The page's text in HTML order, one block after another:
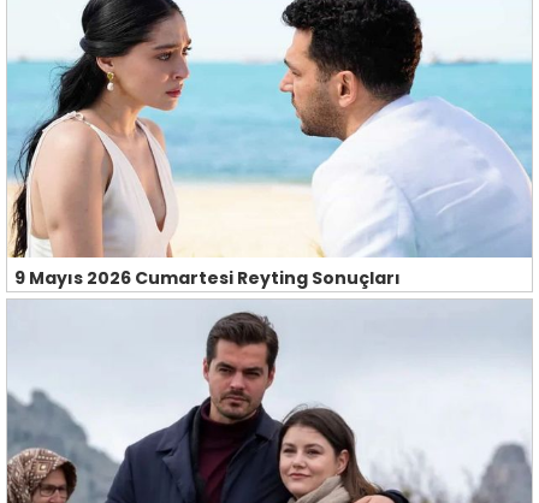
9 Mayıs 2026 Cumartesi Reyting Sonuçları